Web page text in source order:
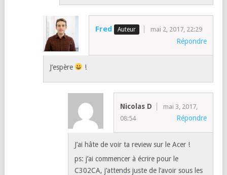
Fred mai 2, 2017, 22:29
Répondre
J’espère !
Nicolas D
mai 3, 2017,
08:54
Répondre
J’ai hâte de voir ta review sur le Acer !
ps: j’ai commencer à écrire pour le
C302CA, j’attends juste de l’avoir sous les